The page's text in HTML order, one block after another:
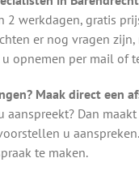
2 werkdagen, gratis
er nog vragen
opnemen per mail of
Maak direct een
Dan
u
te maken.